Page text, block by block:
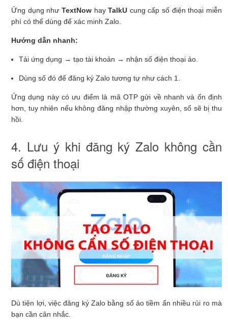
Ứng dụng như TextNowhayTalkU cung cấp số điện thoại miễn
phí có thể dùng để xác minh Zalo.
Hướng dẫn nhanh:
Tải ứng dụng → tạo tài khoản → nhận số điện thoại ảo.
Dùng số đó để đăng ký Zalo tương tự như cách 1.
Ứng dụng này có ưu điểm là mã OTP gửi về nhanh và ổn định
hơn, tuy nhiên nếu không đăng nhập thường xuyên, số sẽ bị thu
hồi.
4. Lưu ý khi đăng ký Zalo không cần
số điện thoại
Dù tiện lợi, việc đăng ký Zalo bằng số ảo tiềm ẩn nhiều rủi ro mà
bạn cần cân nhắc.